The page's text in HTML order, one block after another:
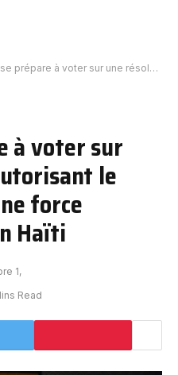
voter sur une résolution autorisant le déploiement d’une force internationale en Haïti
à voter sur
le
force
Haïti
1,
Read